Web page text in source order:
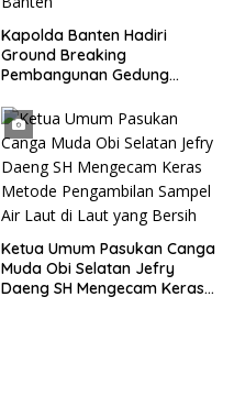
Kapolda Banten Hadiri
Ground Breaking
Pembangunan Gedung
Provinsi Banten
Ketua Umum Pasukan Canga
Muda Obi Selatan Jefry
Daeng SH Mengecam Keras